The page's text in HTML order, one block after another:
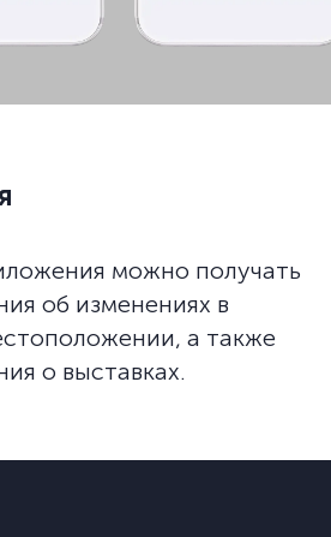
можно получать
об изменениях в
а также
о выставках.